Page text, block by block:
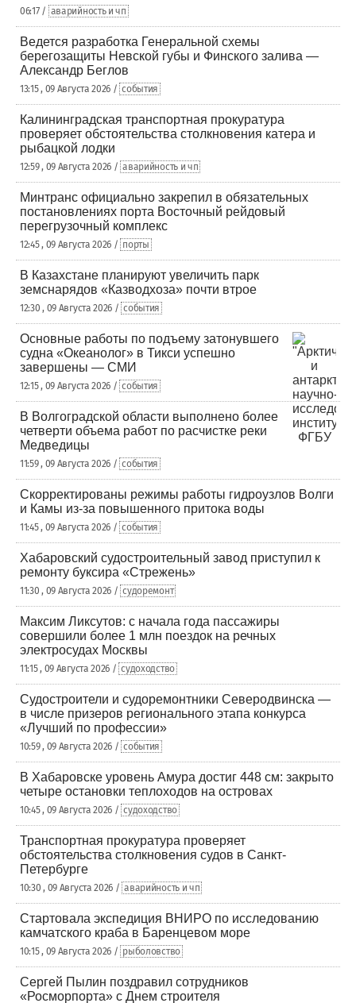
06:17 / аварийность и чп
Ведется разработка Генеральной схемы
берегозащиты Невской губы и Финского залива —
Александр Беглов
13:15 , 09 Августа 2026 / события
Калининградская транспортная прокуратура
проверяет обстоятельства столкновения катера и
рыбацкой лодки
12:59 , 09 Августа 2026 / аварийность и чп
Минтранс официально закрепил в обязательных
постановлениях порта Восточный рейдовый
перегрузочный комплекс
12:45 , 09 Августа 2026 / порты
В Казахстане планируют увеличить парк
земснарядов «Казводхоза» почти втрое
12:30 , 09 Августа 2026 / события
Основные работы по подъему затонувшего
судна «Океанолог» в Тикси успешно
завершены — СМИ
12:15 , 09 Августа 2026 / события
В Волгоградской области выполнено более
четверти объема работ по расчистке реки
Медведицы
11:59 , 09 Августа 2026 / события
Скорректированы режимы работы гидроузлов Волги
и Камы из-за повышенного притока воды
11:45 , 09 Августа 2026 / события
Хабаровский судостроительный завод приступил к
ремонту буксира «Стрежень»
11:30 , 09 Августа 2026 / судоремонт
Максим Ликсутов: с начала года пассажиры
совершили более 1 млн поездок на речных
электросудах Москвы
11:15 , 09 Августа 2026 / судоходство
Судостроители и судоремонтники Северодвинска —
в числе призеров регионального этапа конкурса
«Лучший по профессии»
10:59 , 09 Августа 2026 / события
В Хабаровске уровень Амура достиг 448 см: закрыто
четыре остановки теплоходов на островах
10:45 , 09 Августа 2026 / судоходство
Транспортная прокуратура проверяет
обстоятельства столкновения судов в Санкт-
Петербурге
10:30 , 09 Августа 2026 / аварийность и чп
Стартовала экспедиция ВНИРО по исследованию
камчатского краба в Баренцевом море
10:15 , 09 Августа 2026 / рыболовство
Сергей Пылин поздравил сотрудников
«Росморпорта» с Днем строителя